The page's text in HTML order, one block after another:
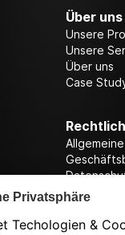
Über uns
Unsere
Unsere
Über uns
Case
Allgemeine